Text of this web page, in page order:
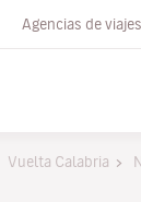
Agencias de viajes
Vuelta Calabria